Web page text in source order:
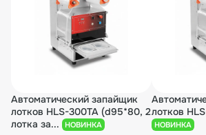
Автоматический запайщик
лотков HLS-300TA (d95*80, 2
лотка за...
НОВИНКА
лотков
НОВИНКА